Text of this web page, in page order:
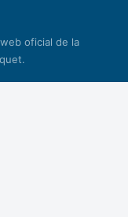
oficial de la